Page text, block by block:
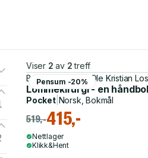
Viser 2 av 2 treff
Pensum -20%
Benjamin Rajabi, Ole Kristian
Lommekirurgi - en
Pocket| Norsk, Bokmål
519,-415,-
Nettlager
Klikk&Hent